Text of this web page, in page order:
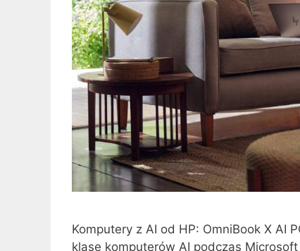
Komputery z AI od HP: OmniBook X AI
klasę komputerów AI podczas